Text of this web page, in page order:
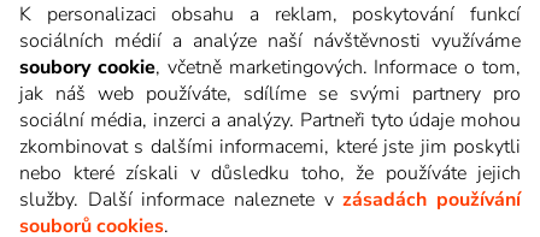
K personalizaci obsahu a reklam, poskytování funkcí
sociálních médií a analýze naší návštěvnosti využíváme
soubory cookie, včetně marketingových. Informace o tom,
jak náš web používáte, sdílíme se svými partnery pro
sociální média, inzerci a analýzy. Partneři tyto údaje mohou
zkombinovat s dalšími informacemi, které jste jim poskytli
nebo které získali v důsledku toho, že používáte jejich
služby. Další informace naleznete vzásadách používání
souborů cookies.